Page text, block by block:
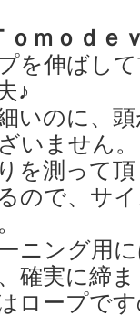
ｏｍｏｄｅ
を伸ばし
♪
いのに、
いません。
を測って
ので、サ
ニング用
確実に締
ロープで